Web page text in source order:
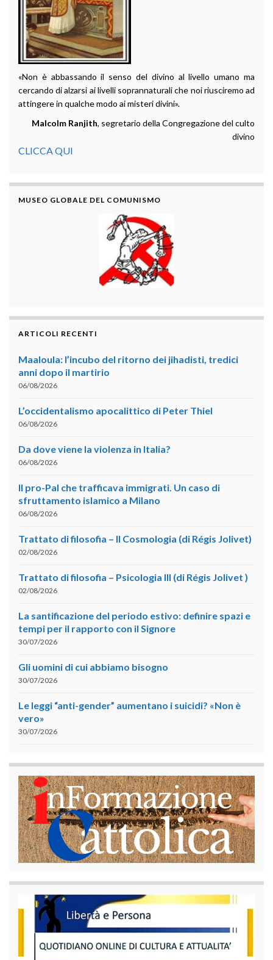
«Non è abbassando il senso del divino al livello umano ma
cercando di alzarsi ai livelli soprannaturali che noi riusciremo ad
attingere in qualche modo ai misteri divini».
Malcolm Ranjith, segretario della Congregazione del culto
divino
CLICCA QUI
MUSEO GLOBALE DEL COMUNISMO
ARTICOLI RECENTI
Maaloula: l’incubo del ritorno dei jihadisti, tredici
anni dopo il martirio
06/08/2026
L’occidentalismo apocalittico di Peter Thiel
06/08/2026
Da dove viene la violenza in Italia?
06/08/2026
Il pro-Pal che trafficava immigrati. Un caso di
sfruttamento islamico a Milano
06/08/2026
Trattato di filosofia – II Cosmologia (di Régis Jolivet)
02/08/2026
Trattato di filosofia – Psicologia III (di Régis Jolivet )
02/08/2026
La santificazione del periodo estivo: definire spazi e
tempi per il rapporto con il Signore
30/07/2026
Gli uomini di cui abbiamo bisogno
30/07/2026
Le leggi “anti-gender” aumentano i suicidi? «Non è
vero»
30/07/2026